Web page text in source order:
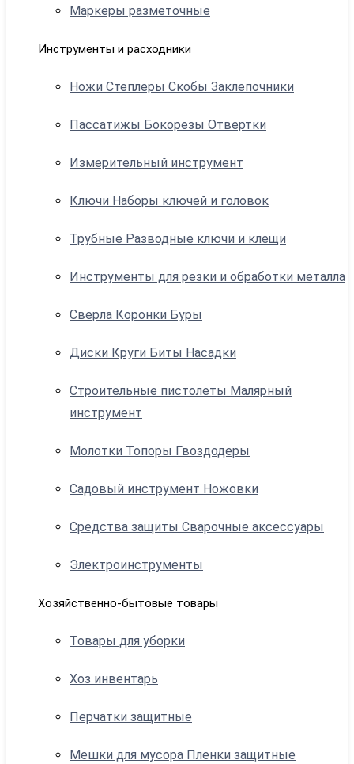
Маркеры разметочные
Инструменты и расходники
Ножи Степлеры Скобы Заклепочники
Пассатижы Бокорезы Отвертки
Измерительный инструмент
Ключи Наборы ключей и головок
Трубные Разводные ключи и клещи
Инструменты для резки и обработки металла
Сверла Коронки Буры
Диски Круги Биты Насадки
Строительные пистолеты Малярный
инструмент
Молотки Топоры Гвоздодеры
Садовый инструмент Ножовки
Средства защиты Сварочные аксессуары
Электроинструменты
Хозяйственно-бытовые товары
Товары для уборки
Хоз инвентарь
Перчатки защитные
Мешки для мусора Пленки защитные